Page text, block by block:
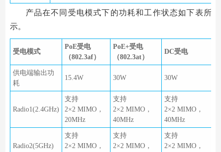
产品在不同受电模式下的功耗和工作状态如下表所
示。
受电模式
PoE受电
（802.3af）
PoE+受电
（802.3at）
DC受电
供电端输出功
耗
15.4W 30W 30W
Radio1(2.4GHz)
支持
2×2 MIMO，
20MHz
支持
2×2 MIMO，
40MHz
支持
2×2 MIMO，
40MHz
Radio2(5GHz)
支持
2×2 MIMO，
支持
2×2 MIMO，
支持
2×2 MIMO，